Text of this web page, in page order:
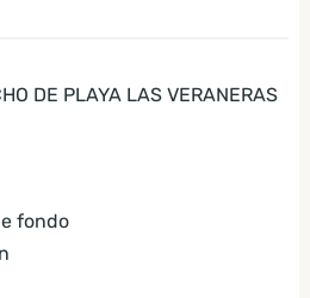
DE PLAYA LAS VERANERAS
fondo